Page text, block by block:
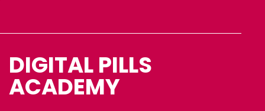
DIGITAL PILLS
ACADEMY